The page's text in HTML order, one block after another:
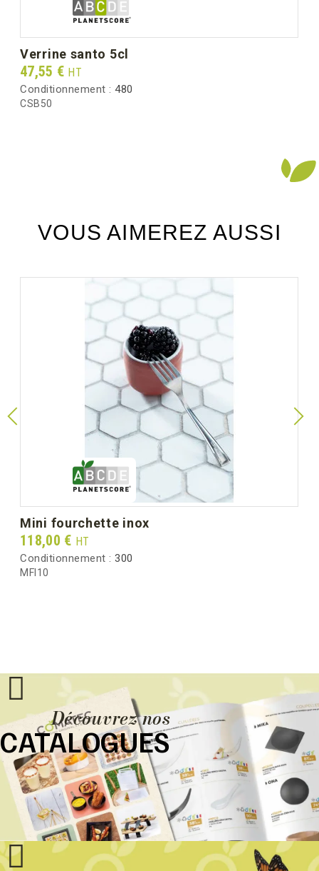
verrine santo 5cl
Prix
47,55 € HT
Conditionnement : 480
CSB50
VOUS AIMEREZ AUSSI
mini fourchette inox
Prix
118,00 € HT
Conditionnement : 300
MFI10
Découvrez nos
CATALOGUES